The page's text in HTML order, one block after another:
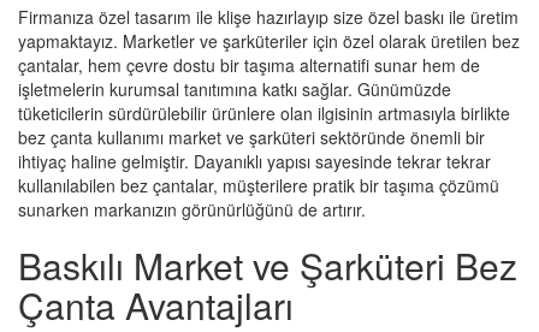
Firmanıza özel tasarım ile klişe hazırlayıp size özel baskı ile üretim
yapmaktayız. Marketler ve şarküteriler için özel olarak üretilen bez
çantalar, hem çevre dostu bir taşıma alternatifi sunar hem de
işletmelerin kurumsal tanıtımına katkı sağlar. Günümüzde
tüketicilerin sürdürülebilir ürünlere olan ilgisinin artmasıyla birlikte
bez çanta kullanımı market ve şarküteri sektöründe önemli bir
ihtiyaç haline gelmiştir. Dayanıklı yapısı sayesinde tekrar tekrar
kullanılabilen bez çantalar, müşterilere pratik bir taşıma çözümü
sunarken markanızın görünürlüğünü de artırır.
Baskılı Market ve Şarküteri Bez
Çanta Avantajları